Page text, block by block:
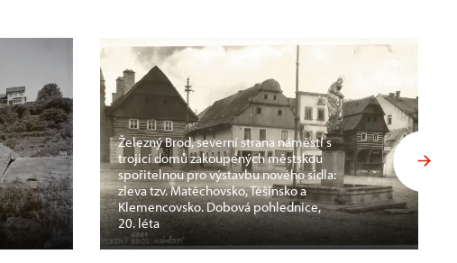
Železný Brod, severní strana náměstí s
trojicí domů zakoupených městskou
spořitelnou pro výstavbu nového sídla:
zleva tzv. Matěchovsko, Těšínsko a
Klemencovsko. Dobová pohlednice,
20. léta